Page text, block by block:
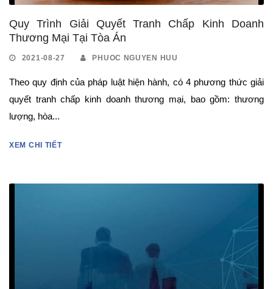
Quy Trình Giải Quyết Tranh Chấp Kinh Doanh
Thương Mại Tại Tòa Án
2021-08-27 PHUOC NGUYEN HUU
Theo quy định của pháp luật hiện hành, có 4 phương thức giải
quyết tranh chấp kinh doanh thương mại, bao gồm: thương
lượng, hòa...
XEM CHI TIẾT